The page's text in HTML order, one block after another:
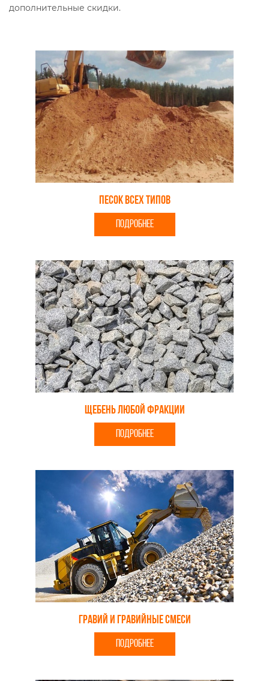
дополнительные скидки.
Песок всех типов
ПОДРОБНЕЕ
Щебень любой фракции
ПОДРОБНЕЕ
Гравий и гравийные смеси
ПОДРОБНЕЕ